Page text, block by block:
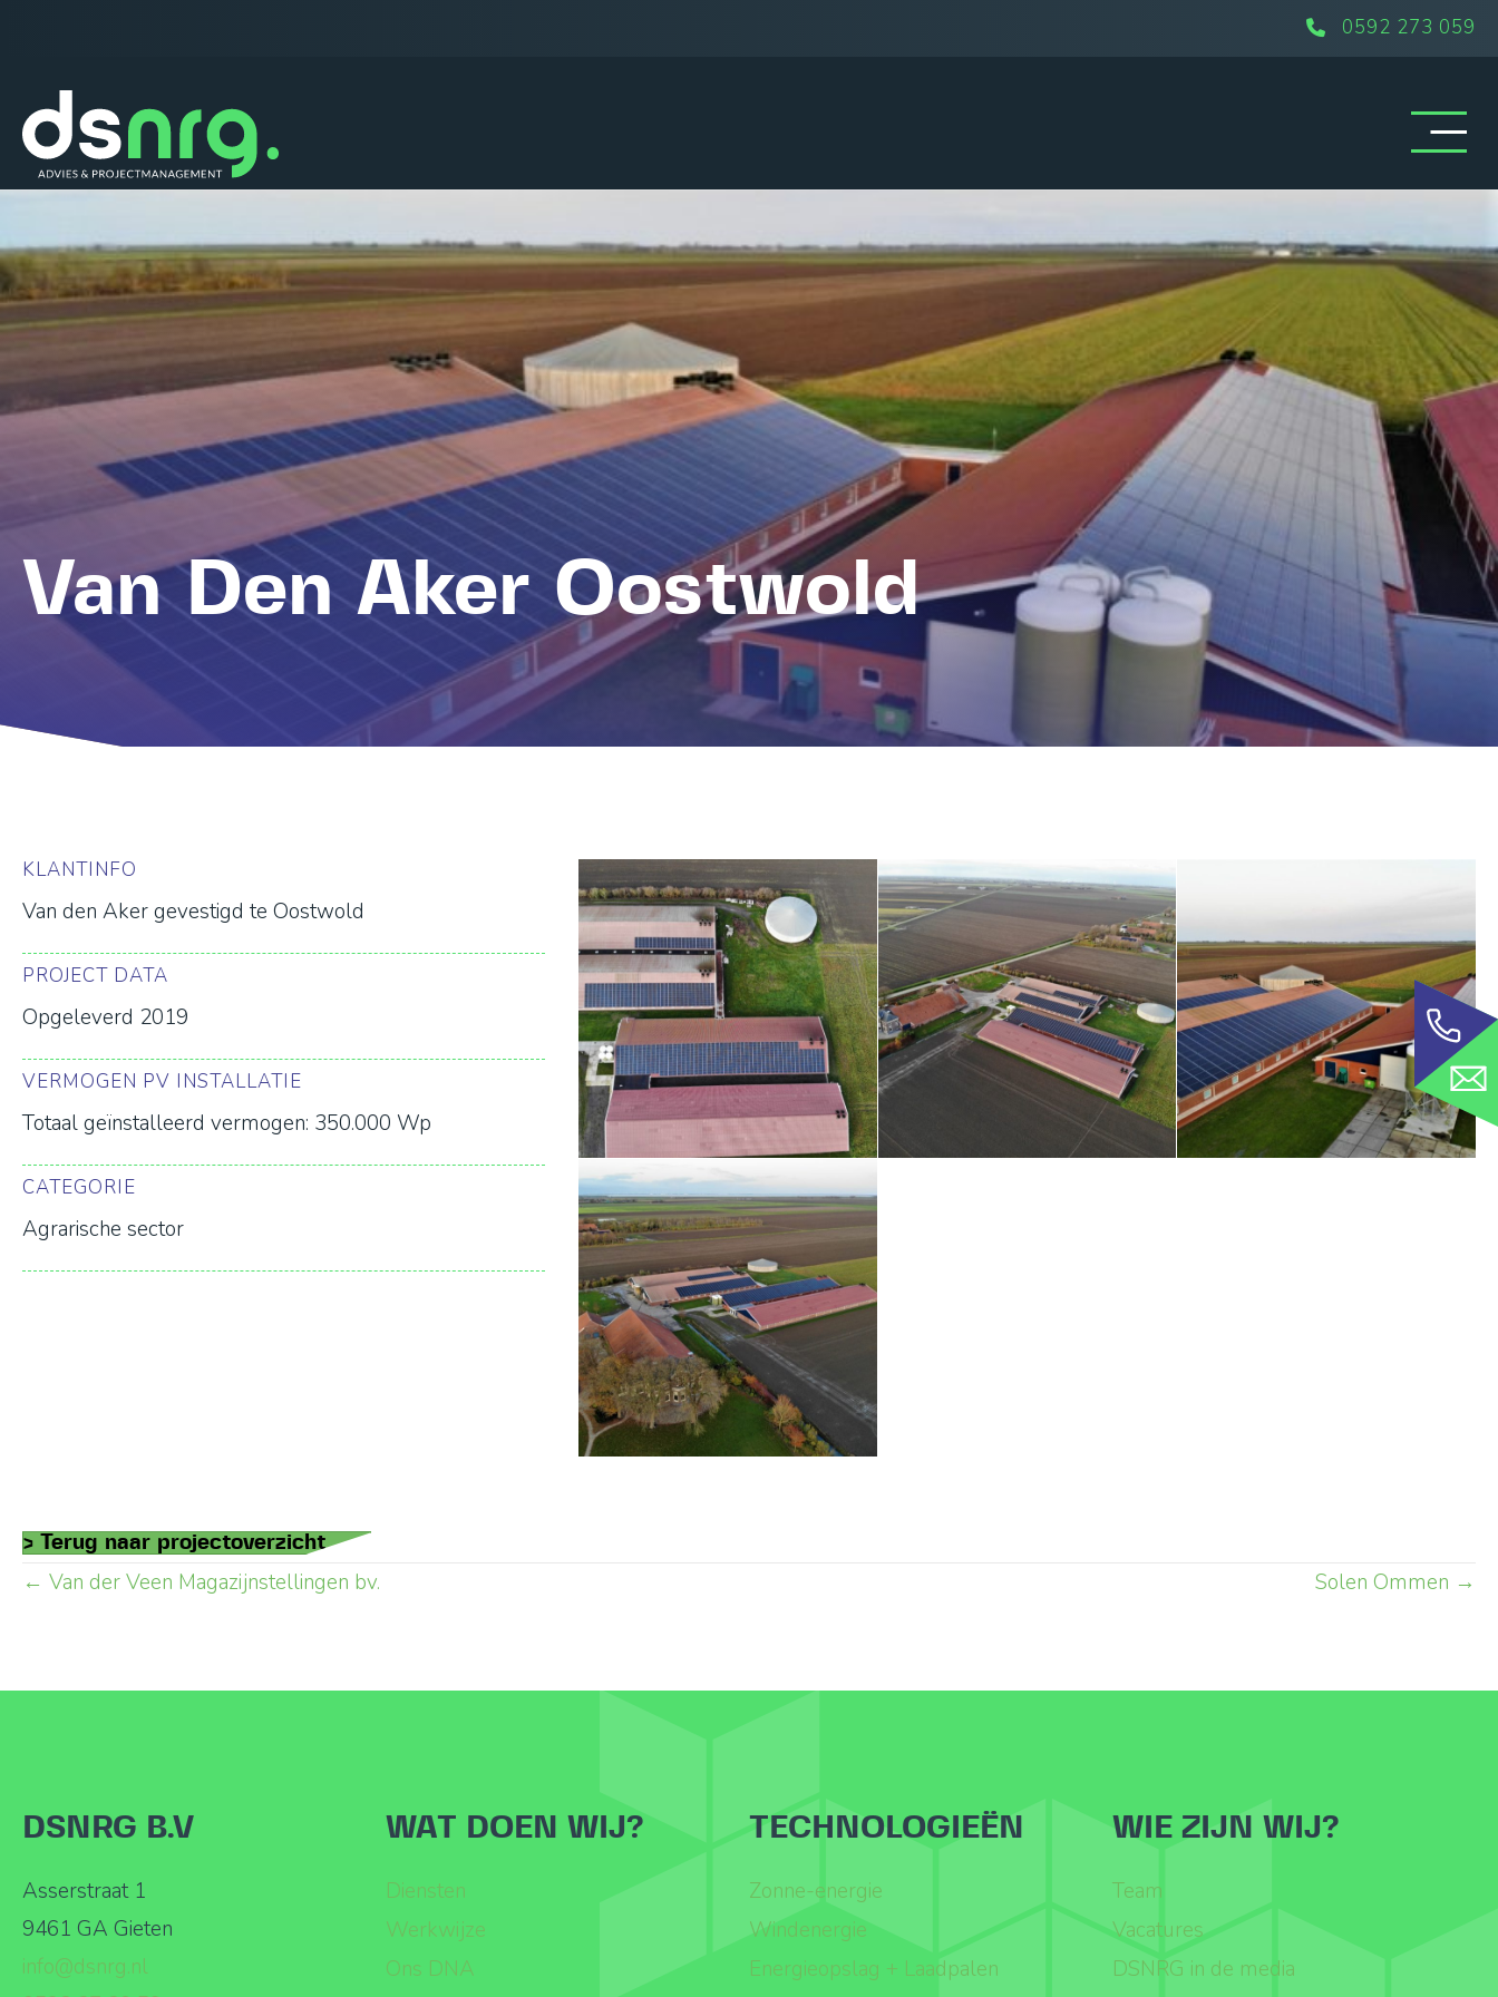
0592 273 059
Van Den Aker Oostwold
KLANTINFO
Van den Aker gevestigd te Oostwold
PROJECT DATA
Opgeleverd 2019
VERMOGEN PV INSTALLATIE
Totaal geïnstalleerd vermogen: 350.000 Wp
CATEGORIE
Agrarische sector
> Terug naar projectoverzicht
Posts
← Van der Veen Magazijnstellingen bv. Solen Ommen →
DSNRG B.V
Asserstraat 1
9461 GA Gieten
info@dsnrg.nl
WAT DOEN WIJ?
Diensten
Werkwijze
Ons DNA
TECHNOLOGIEËN
Zonne-energie
Windenergie
Energieopslag + Laadpalen
WIE ZIJN WIJ?
Team
Vacatures
DSNRG in de media